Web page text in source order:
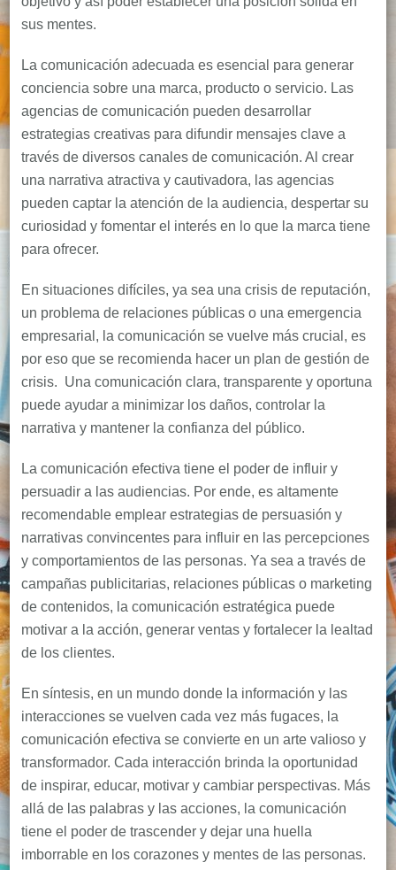
sus mentes.
La comunicación adecuada es esencial para generar
conciencia sobre una marca, producto o servicio. Las
agencias de comunicación pueden desarrollar
estrategias creativas para difundir mensajes clave a
través de diversos canales de comunicación. Al crear
una narrativa atractiva y cautivadora, las agencias
pueden captar la atención de la audiencia, despertar su
curiosidad y fomentar el interés en lo que la marca tiene
para ofrecer.
En situaciones difíciles, ya sea una crisis de reputación,
un problema de relaciones públicas o una emergencia
empresarial, la comunicación se vuelve más crucial, es
por eso que se recomienda hacer un plan de gestión de
crisis. Una comunicación clara, transparente y oportuna
puede ayudar a minimizar los daños, controlar la
narrativa y mantener la confianza del público.
La comunicación efectiva tiene el poder de influir y
persuadir a las audiencias. Por ende, es altamente
recomendable emplear estrategias de persuasión y
narrativas convincentes para influir en las percepciones
y comportamientos de las personas. Ya sea a través de
campañas publicitarias, relaciones públicas o marketing
de contenidos, la comunicación estratégica puede
motivar a la acción, generar ventas y fortalecer la lealtad
de los clientes.
En síntesis, en un mundo donde la información y las
interacciones se vuelven cada vez más fugaces, la
comunicación efectiva se convierte en un arte valioso y
transformador. Cada interacción brinda la oportunidad
de inspirar, educar, motivar y cambiar perspectivas. Más
allá de las palabras y las acciones, la comunicación
tiene el poder de trascender y dejar una huella
imborrable en los corazones y mentes de las personas.